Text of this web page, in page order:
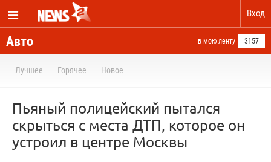
Вход
Авто в мою ленту 3157
Лучшее Горячее Новое
Пьяный полицейский пытался
скрыться с места ДТП, которое он
устроил в центре Москвы